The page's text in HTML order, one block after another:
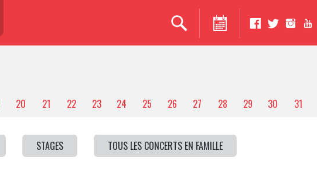
20 21 22 23 24 25 26 27 28 29 30 31
STAGES
TOUS LES CONCERTS EN FAMILLE